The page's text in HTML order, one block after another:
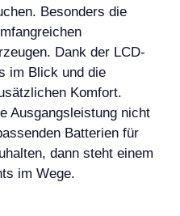
Besonders die
Dank der LCD-
im Blick und die
Komfort.
Ausgangsleistung nicht
Batterien für
dann steht einem
im Wege.